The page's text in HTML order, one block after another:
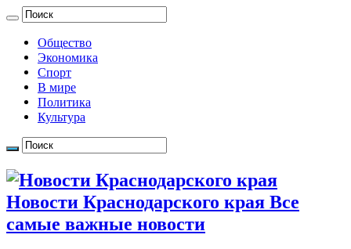
Общество
Экономика
Спорт
В мире
Политика
Культура
Новости Краснодарского края Все
самые важные новости